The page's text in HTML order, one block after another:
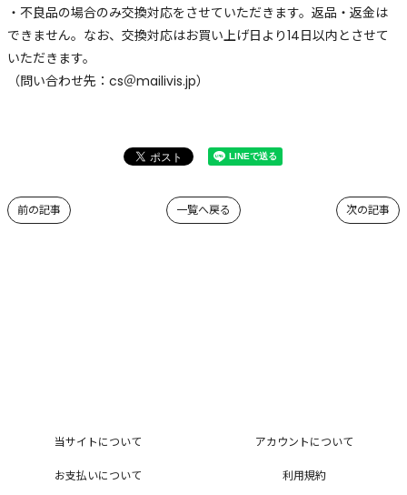
・不良品の場合のみ交換対応をさせていただきます。返品・返金は
できません。なお、交換対応はお買い上げ日より14日以内とさせて
いただきます。
（問い合わせ先：cs＠mailivis.jp）
次の記事
一覧へ戻る
前の記事
当サイトについて アカウントについて
お支払いについて 利用規約